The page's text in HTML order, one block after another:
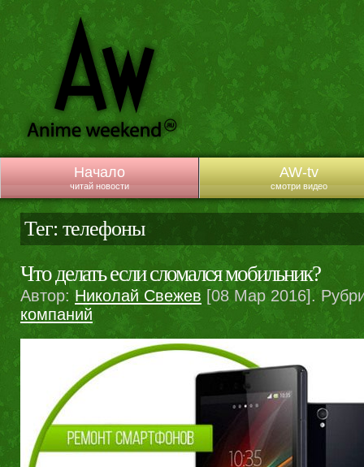
Начало
читай новости
AW-tv
смотри видео
Тег: телефоны
Что делать если сломался мобильник?
Автор: Николай Свежев [08 Мар 2016].
компаний